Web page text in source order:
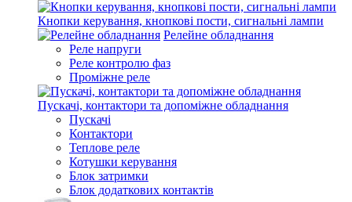
Кнопки керування, кнопкові пости, сигнальні лампи
Релейне обладнання
Реле напруги
Реле контролю фаз
Проміжне реле
Пускачі, контактори та допоміжне обладнання
Пускачі
Контактори
Теплове реле
Котушки керування
Блок затримки
Блок додаткових контактів